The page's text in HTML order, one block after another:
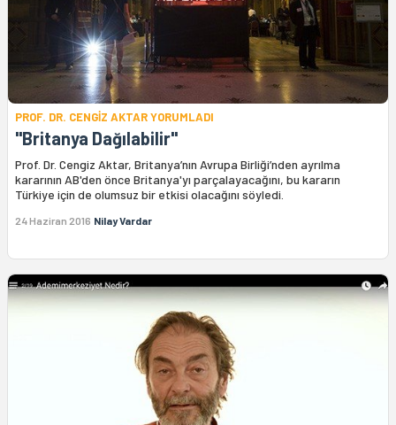
PROF. DR. CENGİZ AKTAR YORUMLADI
"Britanya Dağılabilir"
Prof. Dr. Cengiz Aktar, Britanya’nın Avrupa Birliği’nden ayrılma
kararının AB'den önce Britanya'yı parçalayacağını, bu kararın
Türkiye için de olumsuz bir etkisi olacağını söyledi.
24 Haziran 2016 Nilay Vardar